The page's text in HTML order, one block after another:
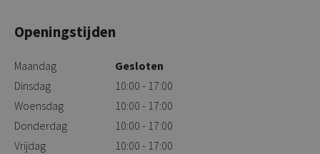
Openingstijden
Maandag
Gesloten
Dinsdag
10:00 - 17:00
Woensdag
10:00 - 17:00
Donderdag
10:00 - 17:00
Vrijdag
10:00 - 17:00